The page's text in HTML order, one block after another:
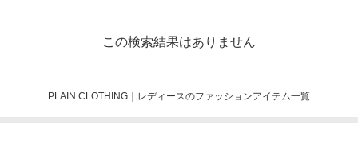
この検索結果はありません
PLAIN CLOTHING｜レディースのファッションアイテム一覧